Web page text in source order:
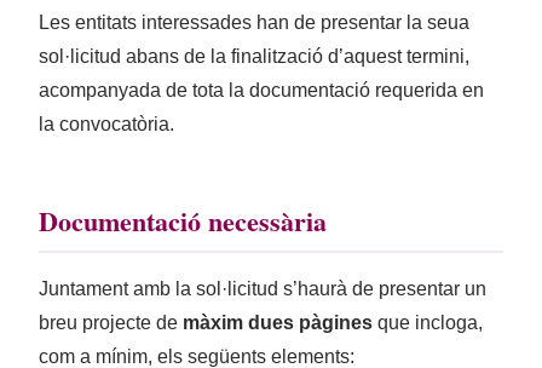
Les entitats interessades han de presentar la seua
sol·licitud abans de la finalització d’aquest termini,
acompanyada de tota la documentació requerida en
la convocatòria.
Documentació necessària
Juntament amb la sol·licitud s’haurà de presentar un
breu projecte de màxim dues pàgines que incloga,
com a mínim, els següents elements: